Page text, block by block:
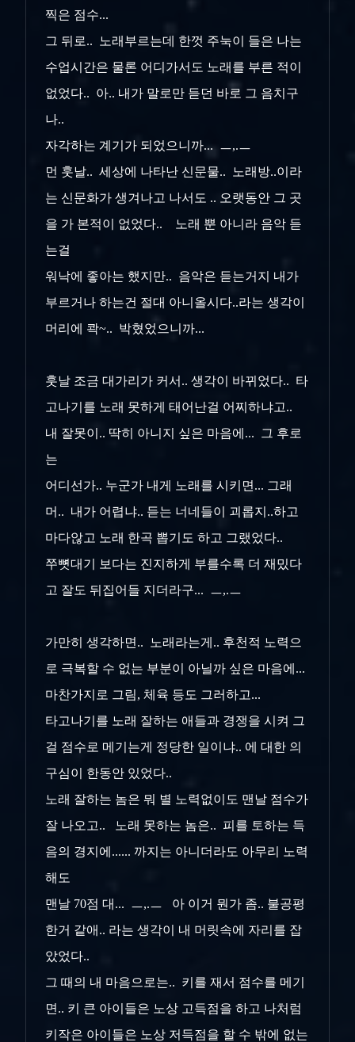
찍은 점수...
그 뒤로.. 노래부르는데 한껏 주눅이 들은 나는
수업시간은 물론 어디가서도 노래를 부른 적이
없었다.. 아.. 내가 말로만 듣던 바로 그 음치구
나..
자각하는 계기가 되었으니까... ㅡ,.ㅡ
먼 훗날.. 세상에 나타난 신문물.. 노래방..이라
는 신문화가 생겨나고 나서도 .. 오랫동안 그 곳
을 가 본적이 없었다.. 노래 뿐 아니라 음악 듣
는걸
워낙에 좋아는 했지만.. 음악은 듣는거지 내가
부르거나 하는건 절대 아니올시다..라는 생각이
머리에 콱~.. 박혔었으니까...
훗날 조금 대가리가 커서.. 생각이 바뀌었다.. 타
고나기를 노래 못하게 태어난걸 어찌하냐고..
내 잘못이.. 딱히 아니지 싶은 마음에... 그 후로
는
어디선가.. 누군가 내게 노래를 시키면... 그래
머.. 내가 어렵냐.. 듣는 너네들이 괴롭지..하고
마다않고 노래 한곡 뽑기도 하고 그랬었다..
쭈뼛대기 보다는 진지하게 부를수록 더 재밌다
고 잘도 뒤집어들 지더라구... ㅡ,.ㅡ
가만히 생각하면.. 노래라는게.. 후천적 노력으
로 극복할 수 없는 부분이 아닐까 싶은 마음에...
마찬가지로 그림, 체육 등도 그러하고...
타고나기를 노래 잘하는 애들과 경쟁을 시켜 그
걸 점수로 메기는게 정당한 일이냐.. 에 대한 의
구심이 한동안 있었다..
노래 잘하는 놈은 뭐 별 노력없이도 맨날 점수가
잘 나오고.. 노래 못하는 놈은.. 피를 토하는 득
음의 경지에...... 까지는 아니더라도 아무리 노력
해도
맨날 70점 대... ㅡ,.ㅡ 아 이거 뭔가 좀.. 불공평
한거 같애.. 라는 생각이 내 머릿속에 자리를 잡
았었다..
그 때의 내 마음으로는.. 키를 재서 점수를 메기
면.. 키 큰 아이들은 노상 고득점을 하고 나처럼
키작은 아이들은 노상 저득점을 할 수 밖에 없는